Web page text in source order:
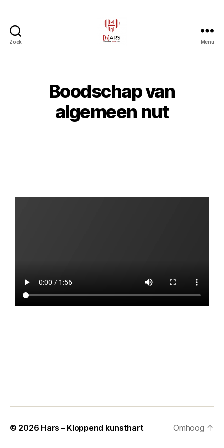
Zoek Menu
Boodschap van
algemeen nut
© 2026 Hars – Kloppend kunsthart Omhoog ↑